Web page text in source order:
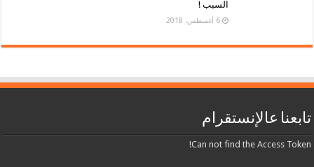
السبب !
6 أغسطس، 2018
تابعنا عالإنستقرام
Can not find the Access Token!